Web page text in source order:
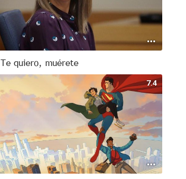
Te quiero, muérete
7.4